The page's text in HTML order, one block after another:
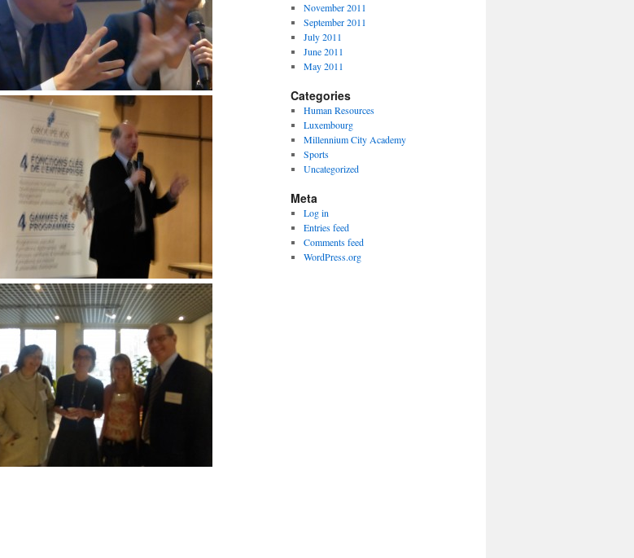
November 2011
September 2011
July 2011
June 2011
May 2011
Categories
Human Resources
Luxembourg
Millennium City Academy
Sports
Uncategorized
Meta
Log in
Entries feed
Comments feed
WordPress.org